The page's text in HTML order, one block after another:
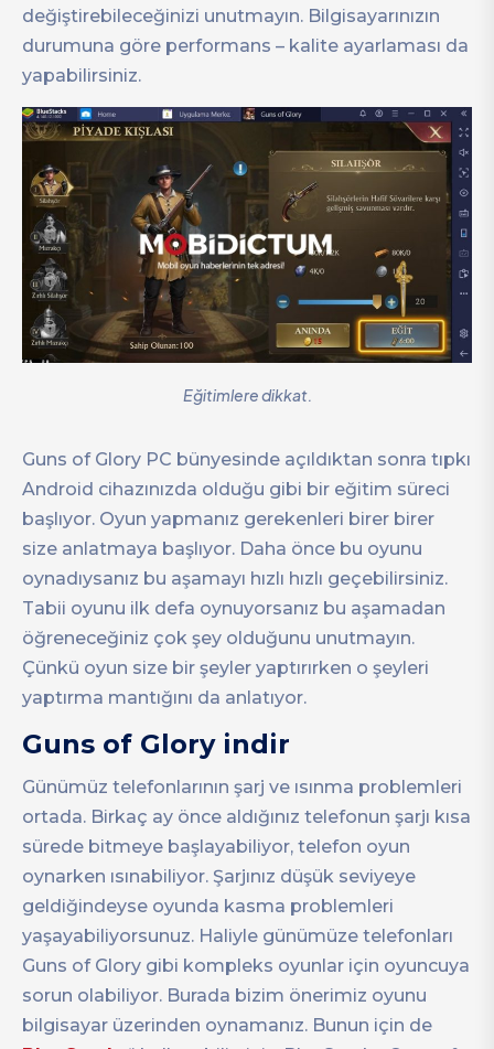
değiştirebileceğinizi unutmayın. Bilgisayarınızın
durumuna göre performans – kalite ayarlaması da
yapabilirsiniz.
Eğitimlere dikkat.
Guns of Glory PC bünyesinde açıldıktan sonra tıpkı
Android cihazınızda olduğu gibi bir eğitim süreci
başlıyor. Oyun yapmanız gerekenleri birer birer
size anlatmaya başlıyor. Daha önce bu oyunu
oynadıysanız bu aşamayı hızlı hızlı geçebilirsiniz.
Tabii oyunu ilk defa oynuyorsanız bu aşamadan
öğreneceğiniz çok şey olduğunu unutmayın.
Çünkü oyun size bir şeyler yaptırırken o şeyleri
yaptırma mantığını da anlatıyor.
Guns of Glory indir
Günümüz telefonlarının şarj ve ısınma problemleri
ortada. Birkaç ay önce aldığınız telefonun şarjı kısa
sürede bitmeye başlayabiliyor, telefon oyun
oynarken ısınabiliyor. Şarjınız düşük seviyeye
geldiğindeyse oyunda kasma problemleri
yaşayabiliyorsunuz. Haliyle günümüze telefonları
Guns of Glory gibi kompleks oyunlar için oyuncuya
sorun olabiliyor. Burada bizim önerimiz oyunu
bilgisayar üzerinden oynamanız. Bunun için de